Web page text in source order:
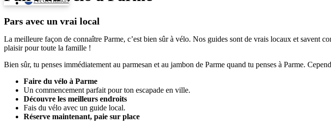
Pars avec un vrai local
La meilleure façon de connaître Parme, c’est bien sûr à vélo. Nos guides sont de vrais locaux et savent
plaisir pour toute la famille !
Bien sûr, tu penses immédiatement au parmesan et au jambon de Parme quand tu penses à Parme.
Faire du vélo à Parme
Un commencement parfait pour ton escapade en ville.
Découvre les meilleurs endroits
Fais du vélo avec un guide local.
Réserve maintenant, paie sur place